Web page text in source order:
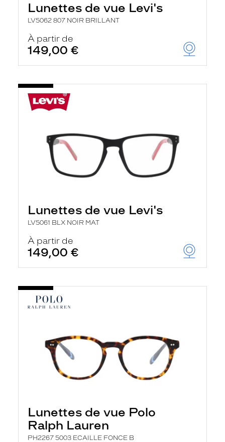
Lunettes de vue Levi's
LV5062 807 NOIR BRILLANT
À partir de
149,00 €
Lunettes de vue Levi's
LV5061 BLX NOIR MAT
À partir de
149,00 €
Lunettes de vue Polo
Ralph Lauren
PH2267 5003 ECAILLE FONCE B